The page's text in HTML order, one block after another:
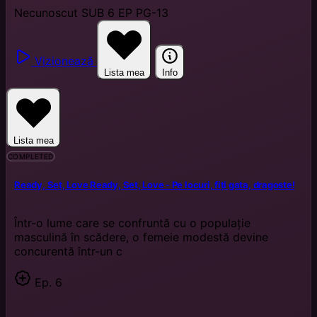
Necunoscut SUB 6 EP PG-13
Vizionează
Lista mea Info
Lista mea
COMPLETED
Ready, Set, LoveReady, Set, Love - Pe locuri, fiți gata, dragoste!
Într-o lume care se confruntă cu o populație
masculină în scădere, o femeie modestă devine
concurentă într-un c
Ep. 6